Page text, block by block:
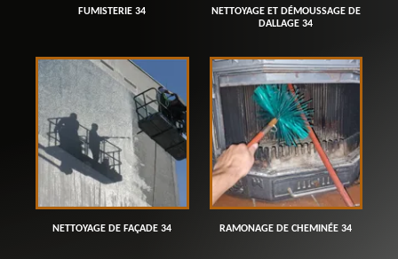
FUMISTERIE 34
NETTOYAGE ET DÉMOUSSAGE DE
DALLAGE 34
NETTOYAGE DE FAÇADE 34 RAMONAGE DE CHEMINÉE 34